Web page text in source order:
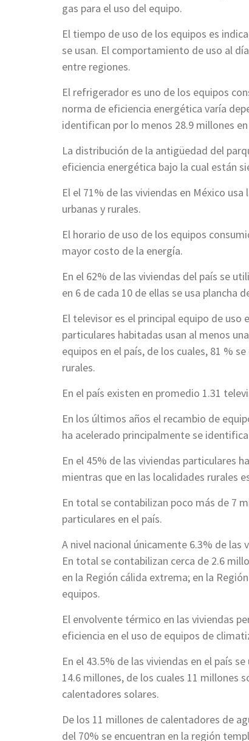
gas para el uso del equipo.
El tiempo de uso de los equipos es
se usan. El comportamiento de uso al
entre regiones.
El refrigerador es uno de los equipos
norma de eficiencia energética varía
identifican por lo menos 28.9 millones
La distribución de la antigüedad del
eficiencia energética bajo la cual están
El el 71% de las viviendas en México
urbanas y rurales.
El horario de uso de los equipos
mayor costo de la energía.
En el 62% de las viviendas del país se
en 6 de cada 10 de ellas se usa plancha
El televisor es el principal equipo de uso
particulares habitadas usan al menos
equipos en el país, de los cuales, 81 %
rurales.
En el país existen en promedio 1.31
En los últimos años el recambio de
ha acelerado principalmente se
En el 45% de las viviendas particulares
mientras que en las localidades rurales
En total se contabilizan poco más de 7
particulares en el país.
A nivel nacional únicamente 6.3% de las
En total se contabilizan cerca de 2.6
en la Región cálida extrema; en la
equipos.
El envolvente térmico en las viviendas
eficiencia en el uso de equipos de
En el 43.5% de las viviendas en el país
14.6 millones, de los cuales 11 millones
calentadores solares.
De los 11 millones de calentadores de
del 70% se encuentran en la región